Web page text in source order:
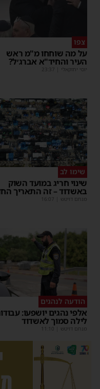
צפו
על מה שוחחו מ"מ ראש
העיר והחיד"א אברג׳ל?
יוסי יחזקאלי 23:37
שימו לב
שינוי חריג במועד השוק
באשדוד – זה התאריך
מנחם דויטש 16:07
הודעה לנהגים
אלפי נהגים יושפעו:
לילה סמוך לאשדוד
מנחם דויטש 11:10